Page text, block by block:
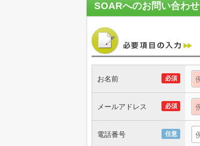
SOARへのお問い合わせ
必須
お名前
必須
メールアドレス
任意
電話番号